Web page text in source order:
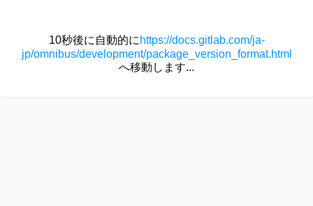
10秒後に自動的に https://docs.gitlab.com/ja-
jp/omnibus/development/package_version_format.html
へ移動します...